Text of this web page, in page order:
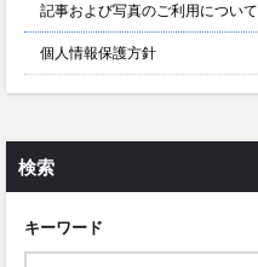
記事および写真のご利用について
個人情報保護方針
検索
キーワード